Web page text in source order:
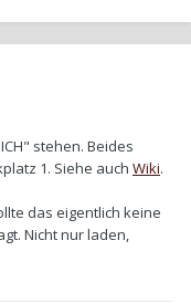
stehen. Beides
1. Siehe auch Wiki.
das eigentlich keine
Nicht nur laden,